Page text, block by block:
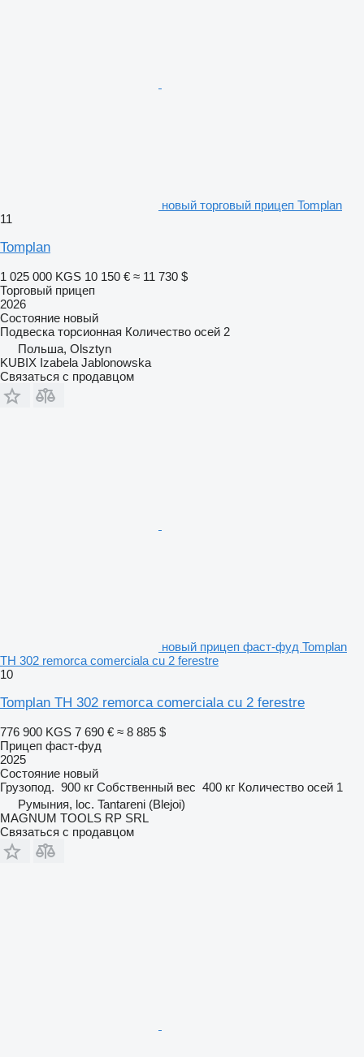
новый торговый прицеп Tomplan
11
Tomplan
1 025 000 KGS 10 150 € ≈ 11 730 $
Торговый прицеп
2026
Состояние новый
Подвеска торсионная Количество осей 2
Польша, Olsztyn
KUBIX Izabela Jablonowska
Связаться с продавцом
новый прицеп фаст-фуд Tomplan
TH 302 remorca comerciala cu 2 ferestre
10
Tomplan TH 302 remorca comerciala cu 2 ferestre
776 900 KGS 7 690 € ≈ 8 885 $
Прицеп фаст-фуд
2025
Состояние новый
Грузопод. 900 кг Собственный вес 400 кг Количество осей 1
Румыния, loc. Tantareni (Blejoi)
MAGNUM TOOLS RP SRL
Связаться с продавцом